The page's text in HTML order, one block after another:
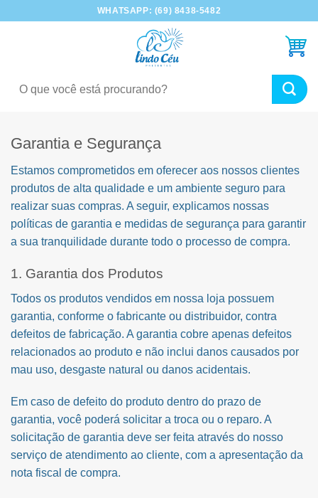
WHATSAPP: (69) 8438-5482
Pesquisar
Garantia e Segurança
Estamos comprometidos em oferecer aos nossos clientes
produtos de alta qualidade e um ambiente seguro para
realizar suas compras. A seguir, explicamos nossas
políticas de garantia e medidas de segurança para garantir
a sua tranquilidade durante todo o processo de compra.
1. Garantia dos Produtos
Todos os produtos vendidos em nossa loja possuem
garantia, conforme o fabricante ou distribuidor, contra
defeitos de fabricação. A garantia cobre apenas defeitos
relacionados ao produto e não inclui danos causados por
mau uso, desgaste natural ou danos acidentais.
Em caso de defeito do produto dentro do prazo de
garantia, você poderá solicitar a troca ou o reparo. A
solicitação de garantia deve ser feita através do nosso
serviço de atendimento ao cliente, com a apresentação da
nota fiscal de compra.